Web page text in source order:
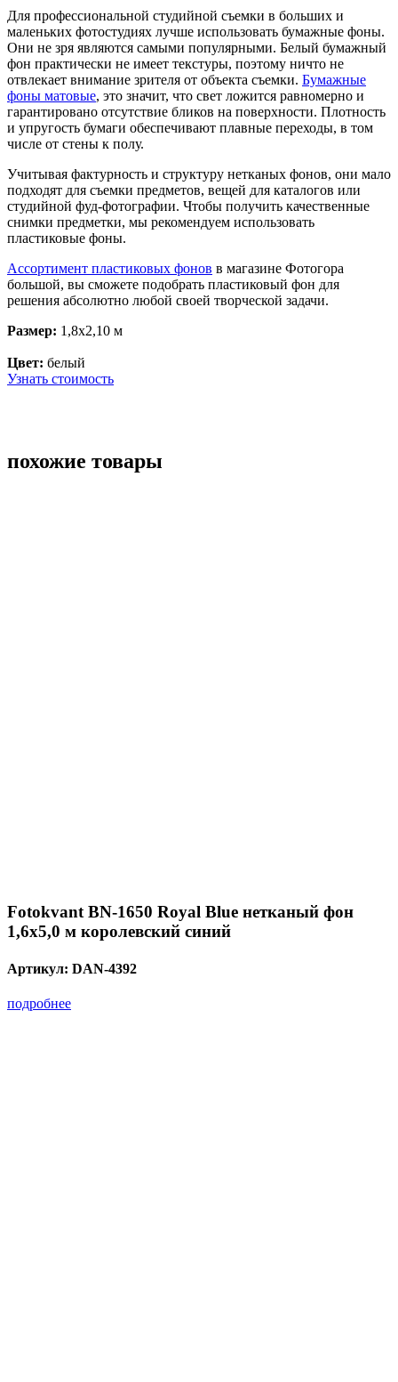
Для профессиональной студийной съемки в больших и
маленьких фотостудиях лучше использовать бумажные фоны.
Они не зря являются самыми популярными. Белый бумажный
фон практически не имеет текстуры, поэтому ничто не
отвлекает внимание зрителя от объекта съемки. Бумажные
фоны матовые, это значит, что свет ложится равномерно и
гарантировано отсутствие бликов на поверхности. Плотность
и упругость бумаги обеспечивают плавные переходы, в том
числе от стены к полу.
Учитывая фактурность и структуру нетканых фонов, они мало
подходят для съемки предметов, вещей для каталогов или
студийной фуд-фотографии. Чтобы получить качественные
снимки предметки, мы рекомендуем использовать
пластиковые фоны.
Ассортимент пластиковых фонов в магазине Фотогора
большой, вы сможете подобрать пластиковый фон для
решения абсолютно любой своей творческой задачи.
Размер: 1,8x2,10 м
Цвет: белый
Узнать стоимость
похожие товары
Fotokvant BN-1650 Royal Blue нетканый фон
1,6х5,0 м королевский синий
Артикул: DAN-4392
подробнее